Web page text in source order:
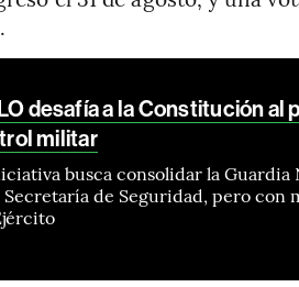
desafía a la Constitución al
militar
busca consolidar la
Secretaría de Seguridad, pero